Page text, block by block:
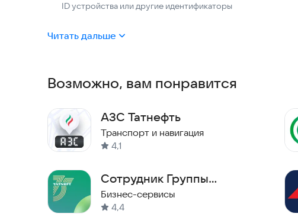
ID устройства или другие идентификаторы
Читать дальше
Возможно, вам понравится
АЗС Татнефть
Транспорт и навигация
4,1
Сотрудник Группы
«Татнефть»
Бизнес-сервисы
4,4